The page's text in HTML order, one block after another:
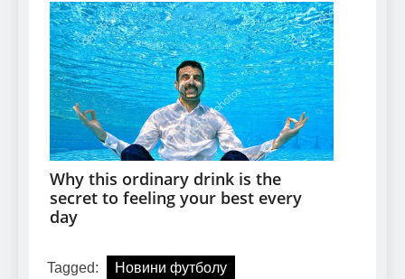
Tagged: Новини футболу